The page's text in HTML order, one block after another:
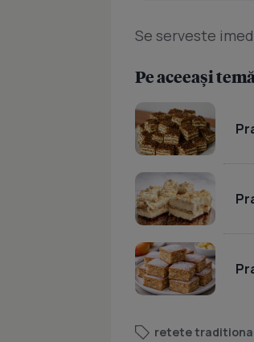
Se serveste
Pe aceeași
retete